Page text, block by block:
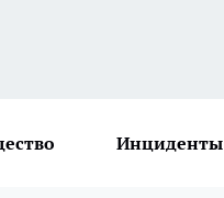
Инциденты